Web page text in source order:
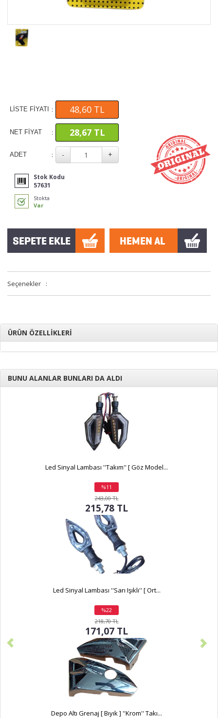
LİSTE FİYATI : 48,60 TL
NET FİYAT : 28,67 TL
ADET :
Stok Kodu
57631
Stokta
Var
Seçenekler :
ÜRÜN ÖZELLİKLERİ
BUNU ALANLAR BUNLARI DA ALDI
Led Sinyal Lambası ''Takım'' [ Göz Model...
%11
indirim
243,00 TL
215,78 TL
Led Sinyal Lambası ''Sarı Işıklı'' [ Ort...
%22
indirim
218,70 TL
171,07 TL
Depo Altı Grenaj [ Bıyık ] ''Krom'' Takı...